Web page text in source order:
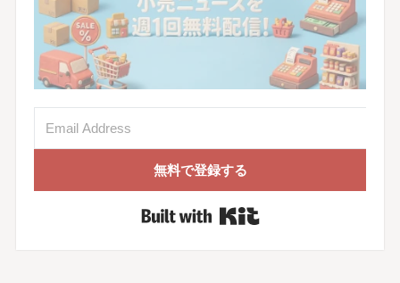
無料で登録する
Built with Kit